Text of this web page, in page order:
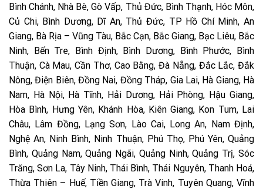
Bình Chánh, Nhà Bè, Gò Vấp, Thủ Đức, Bình Thạnh, Hóc Môn,
Củ Chi, Bình Dương, Dĩ An, Thủ Đức, TP Hồ Chí Minh, An
Giang, Bà Rịa – Vũng Tàu, Bắc Cạn, Bắc Giang, Bạc Liêu, Bắc
Ninh, Bến Tre, Bình Định, Bình Dương, Bình Phước, Bình
Thuận, Cà Mau, Cần Thơ, Cao Bằng, Đà Nẵng, Đắc Lắc, Đắk
Nông, Điện Biên, Đồng Nai, Đồng Tháp, Gia Lai, Hà Giang, Hà
Nam, Hà Nội, Hà Tĩnh, Hải Dương, Hải Phòng, Hậu Giang,
Hòa Bình, Hưng Yên, Khánh Hòa, Kiên Giang, Kon Tum, Lai
Châu, Lâm Đồng, Lạng Sơn, Lào Cai, Long An, Nam Định,
Nghệ An, Ninh Bình, Ninh Thuận, Phú Thọ, Phú Yên, Quảng
Bình, Quảng Nam, Quảng Ngãi, Quảng Ninh, Quảng Trị, Sóc
Trăng, Sơn La, Tây Ninh, Thái Bình, Thái Nguyên, Thanh Hoá,
Thừa Thiên – Huế, Tiền Giang, Trà Vinh, Tuyên Quang, Vĩnh